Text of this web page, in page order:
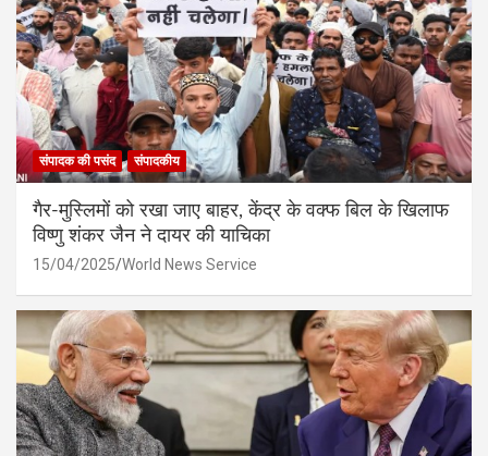
संपादक की पसंद संपादकीय
गैर-मुस्लिमों को रखा जाए बाहर, केंद्र के वक्फ बिल के खिलाफ
विष्णु शंकर जैन ने दायर की याचिका
15/04/2025 World News Service